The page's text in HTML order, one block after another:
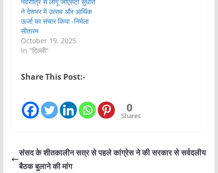
ने देशभर में उत्सव और आर्थिक
ऊर्जा का संचार किया -निर्मला
सीतारम
October 19, 2025
In "दिल्ली"
Share This Post:-
0
Shares
संसद के शीतकालीन सत्र से पहले कांग्रेस ने की सरकार से सर्वदलीय
बैठक बुलाने की मांग